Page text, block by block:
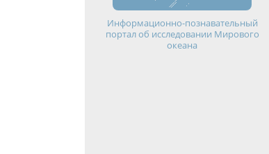
Информационно-познавательный
портал об исследовании Мирового
океана